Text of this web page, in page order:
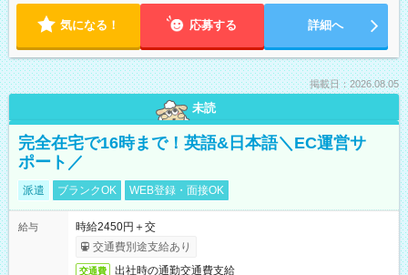
気になる！ 応募する 詳細へ
掲載日：2026.08.05
未読
完全在宅で16時まで！英語&日本語＼EC運営サ
ポート／
派遣 ブランクOK WEB登録・面接OK
給与
時給2450円＋交
交通費別途支給あり
交通費 出社時の通勤交通費支給